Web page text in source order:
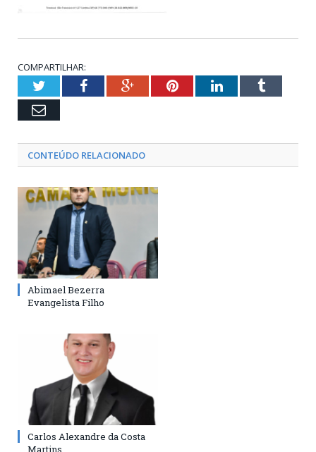
COMPARTILHAR:
TwitterFacebookGoogle+PinterestLinkedInTumblr
Email
CONTEÚDO RELACIONADO
Abimael Bezerra
Evangelista Filho
Carlos Alexandre da Costa
Martins